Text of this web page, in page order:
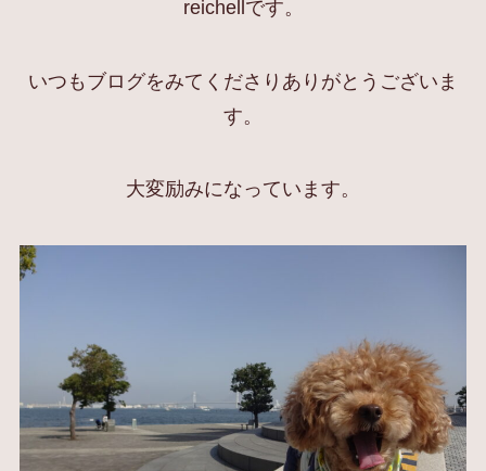
reichellです。
いつもブログをみてくださりありがとうございま
す。
大変励みになっています。